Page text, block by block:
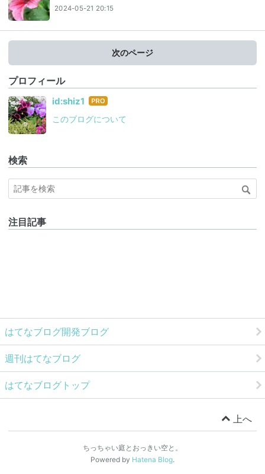
2024-05-21 20:15
次のページ
プロフィール
id:shiz1 はて
ログ
このブログについて
検索
注目記事
はてなブログ開発ブログ
週刊はてなブログ
はてなブログトップ
上へ
ちっちゃい庭とおっきい空と。
Powered by Hatena Blog.